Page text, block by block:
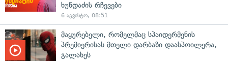
ხუნდაძის რჩევები
6 აგვისტო, 08:51
მაყურებელი, რომელმაც სპაიდერმენის
პრემიერისას მთელი დარბაზი დაასპოილერა,
გალახეს